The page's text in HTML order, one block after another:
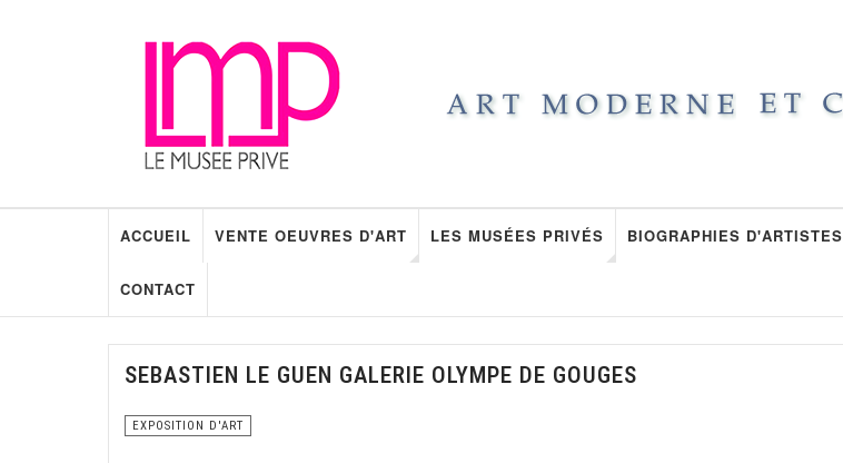
ACCUEIL VENTE OEUVRES D'ART LES MUSÉES PRIVÉS BIOGRAPHIES D'ARTISTES
CONTACT
SEBASTIEN LE GUEN GALERIE OLYMPE DE GOUGES
EXPOSITION D'ART